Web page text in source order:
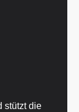
stützt die